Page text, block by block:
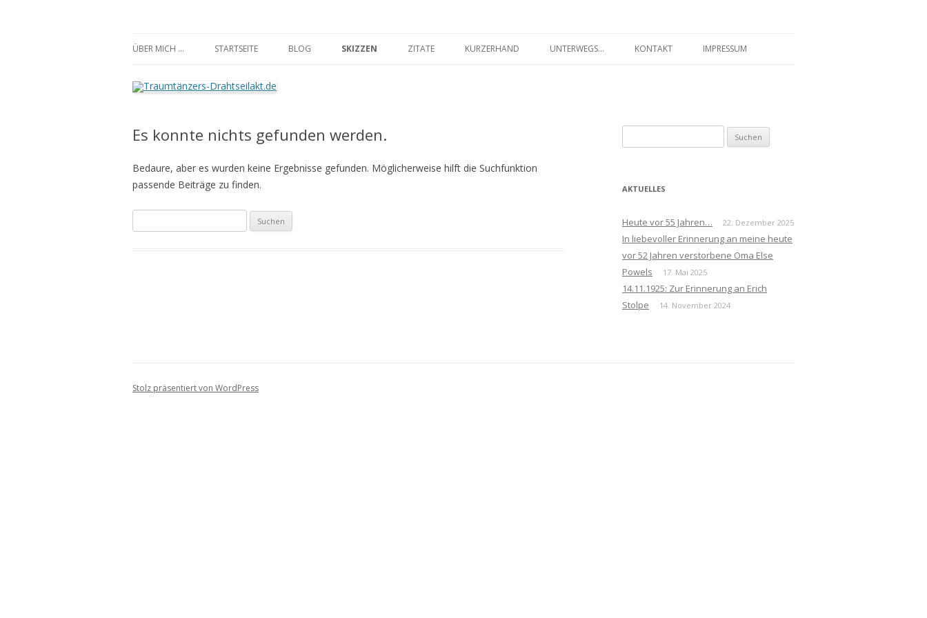
zum
ÜBER MICH … STARTSEITE BLOG SKIZZEN ZITATE KURZERHAND UNTERWEGS… KONTAKT IMPRESSUM
Es konnte nichts gefunden werden.
Bedaure, aber es wurden keine Ergebnisse gefunden. Möglicherweise hilft die Suchfunktion
passende Beiträge zu finden.
nach:
nach:
AKTUELLES
Heute vor 55 Jahren… 22. Dezember 2025
In liebevoller Erinnerung an meine heute
vor 52 Jahren verstorbene Oma Else
Powels
17. Mai 2025
14.11.1925: Zur Erinnerung an Erich
Stolpe
14. November 2024
Stolz präsentiert von WordPress